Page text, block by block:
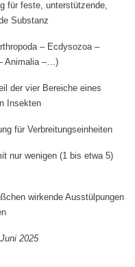
für feste, unterstützende,
Substanz
– Ecdysozoa –
Animalia –…)
der vier Bereiche eines
Insekten
für Verbreitungseinheiten
nur wenigen (1 bis etwa 5)
wirkende Ausstülpungen
2025